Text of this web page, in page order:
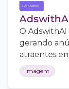
O
gerando
atraentes
Imagem